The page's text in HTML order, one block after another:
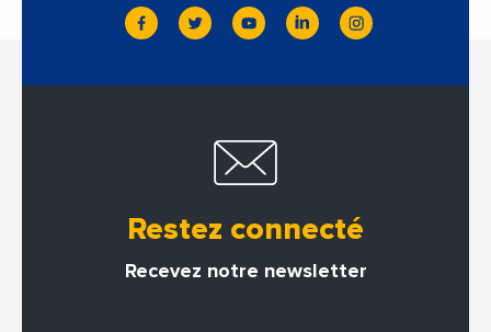
Restez connecté
Recevez notre newsletter